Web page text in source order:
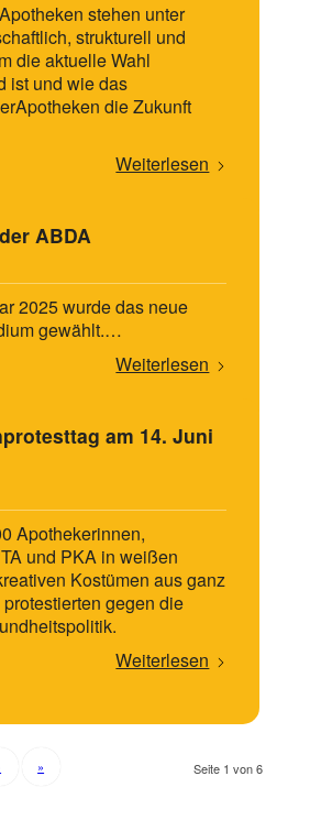
stehen unter
strukturell und
die aktuelle Wahl
ist und wie das
die Zukunft
Weiterlesen
ABDA
2025 wurde das neue
gewählt.…
Weiterlesen
am 14. Juni
Apothekerinnen,
und PKA in weißen
Kostümen aus ganz
gegen die
Weiterlesen
Seite 1 von 6
»